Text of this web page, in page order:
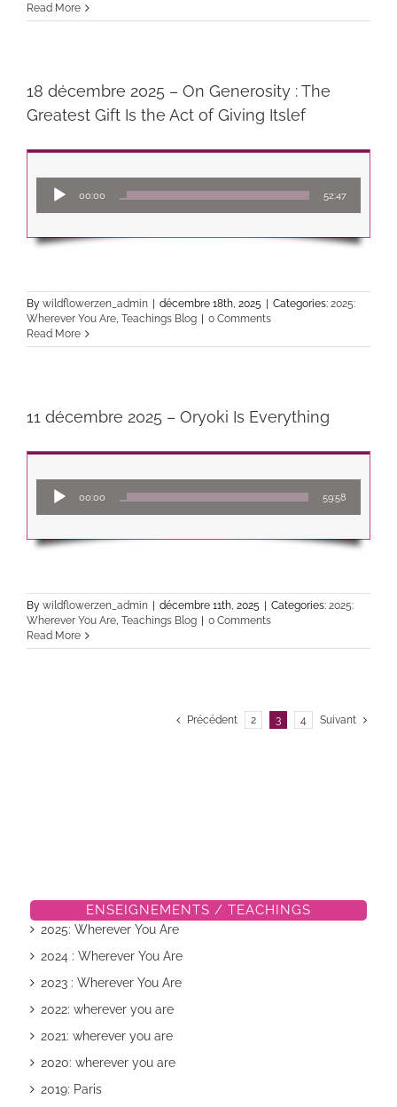
Read More
18 décembre 2025 – On Generosity : The
Greatest Gift Is the Act of Giving Itslef
audio
00:00 52:47
By wildflowerzen_admin décembre 18th, 2025 Categories: 2025:
Wherever You Are, Teachings Blog
0 Comments
Read More
11 décembre 2025 – Oryoki Is Everything
audio
00:00 59:58
By wildflowerzen_admin décembre 11th, 2025 Categories: 2025:
Wherever You Are, Teachings Blog
0 Comments
Read More
Précédent 2 3 4 Suivant
ENSEIGNEMENTS / TEACHINGS
2025: Wherever You Are
2024 : Wherever You Are
2023 : Wherever You Are
2022: wherever you are
2021: wherever you are
2020: wherever you are
2019: Paris